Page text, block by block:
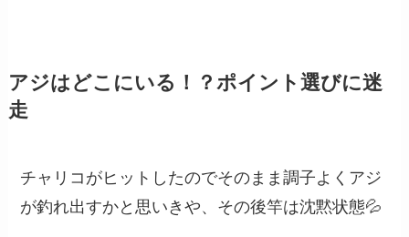
アジはどこにいる！？ポイント選びに迷
走
チャリコがヒットしたのでそのまま調子よくアジ
が釣れ出すかと思いきや、その後竿は沈黙状態💦